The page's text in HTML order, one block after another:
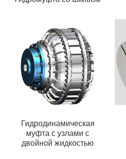
Гидродинамическая
муфта с узлами с
двойной жидкостью